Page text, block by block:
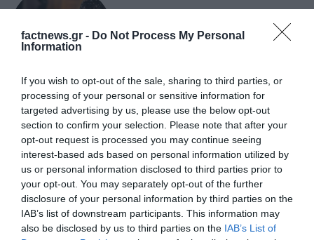
factnews.gr - Do Not Process My Personal
Information
If you wish to opt-out of the sale, sharing to third parties, or
processing of your personal or sensitive information for
targeted advertising by us, please use the below opt-out
section to confirm your selection. Please note that after your
opt-out request is processed you may continue seeing
interest-based ads based on personal information utilized by
us or personal information disclosed to third parties prior to
your opt-out. You may separately opt-out of the further
disclosure of your personal information by third parties on the
IAB’s list of downstream participants. This information may
also be disclosed by us to third parties on the IAB’s List of
Βασίλης Βενιζέλος: «COVID-19:
Οι σημαντικές στιγμές που
κατέγραψα ως δημοσιογράφος»
Ο συντάκτης Υγείας στις εφημερίδες